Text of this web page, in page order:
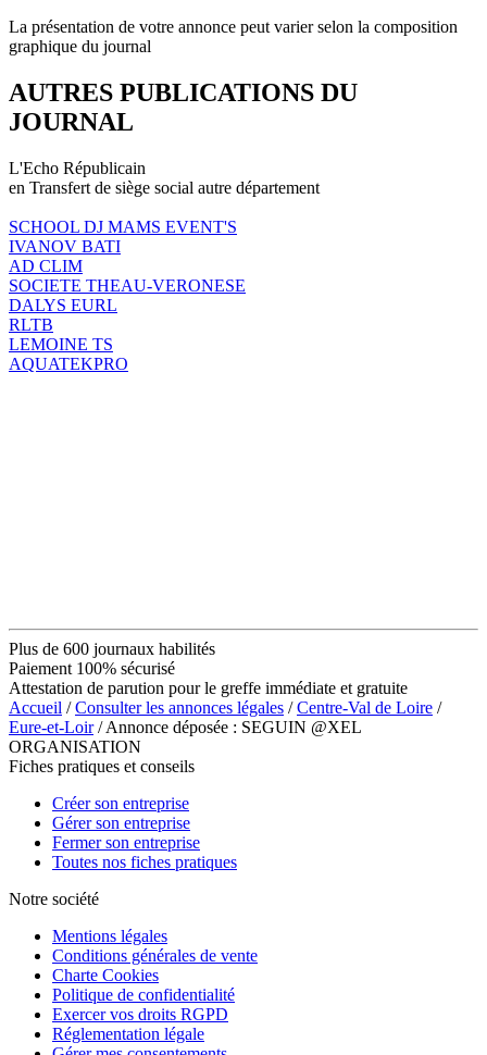
La présentation de votre annonce peut varier selon la composition
graphique du journal
AUTRES PUBLICATIONS DU
JOURNAL
L'Echo Républicain
en Transfert de siège social autre département
SCHOOL DJ MAMS EVENT'S
IVANOV BATI
AD CLIM
SOCIETE THEAU-VERONESE
DALYS EURL
RLTB
LEMOINE TS
AQUATEKPRO
Plus de 600 journaux habilités
Paiement 100% sécurisé
Attestation de parution pour le greffe immédiate et gratuite
Accueil /Consulter les annonces légales /Centre-Val de Loire /
Eure-et-Loir/ Annonce déposée : SEGUIN @XEL
ORGANISATION
Fiches pratiques et conseils
Créer son entreprise
Gérer son entreprise
Fermer son entreprise
Toutes nos fiches pratiques
Notre société
Mentions légales
Conditions générales de vente
Charte Cookies
Politique de confidentialité
Exercer vos droits RGPD
Réglementation légale